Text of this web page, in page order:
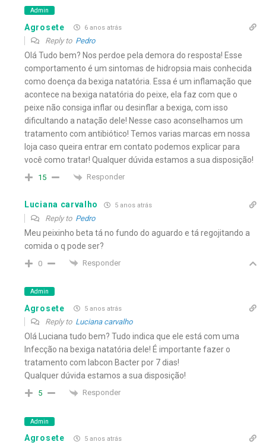
Admin
Agrosete 6 anos atrás
Reply to Pedro
Olá Tudo bem? Nos perdoe pela demora do resposta! Esse
comportamento é um sintomas de hidropsia mais conhecida
como doença da bexiga natatória. Essa é um inflamação que
acontece na bexiga natatória do peixe, ela faz com que o
peixe não consiga inflar ou desinflar a bexiga, com isso
dificultando a natação dele! Nesse caso aconselhamos um
tratamento com antibiótico! Temos varias marcas em nossa
loja caso queira entrar em contato podemos explicar para
você como tratar! Qualquer dúvida estamos a sua disposição!
15 Responder
Luciana carvalho 5 anos atrás
Reply to Pedro
Meu peixinho beta tá no fundo do aguardo e tá regojitando a
comida o q pode ser?
0 Responder
Admin
Agrosete 5 anos atrás
Reply to Luciana carvalho
Olá Luciana tudo bem? Tudo indica que ele está com uma
Infecção na bexiga natatória dele! É importante fazer o
tratamento com labcon Bacter por 7 dias!
Qualquer dúvida estamos a sua disposição!
5 Responder
Admin
Agrosete 5 anos atrás